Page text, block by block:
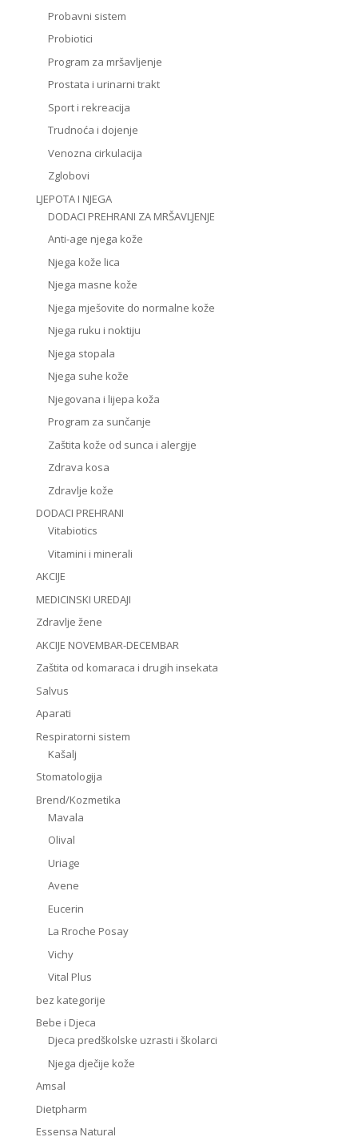
Probavni sistem
Probiotici
Program za mršavljenje
Prostata i urinarni trakt
Sport i rekreacija
Trudnoća i dojenje
Venozna cirkulacija
Zglobovi
LJEPOTA I NJEGA
DODACI PREHRANI ZA MRŠAVLJENJE
Anti-age njega kože
Njega kože lica
Njega masne kože
Njega mješovite do normalne kože
Njega ruku i noktiju
Njega stopala
Njega suhe kože
Njegovana i lijepa koža
Program za sunčanje
Zaštita kože od sunca i alergije
Zdrava kosa
Zdravlje kože
DODACI PREHRANI
Vitabiotics
Vitamini i minerali
AKCIJE
MEDICINSKI UREDAJI
Zdravlje žene
AKCIJE NOVEMBAR-DECEMBAR
Zaštita od komaraca i drugih insekata
Salvus
Aparati
Respiratorni sistem
Kašalj
Stomatologija
Brend/Kozmetika
Mavala
Olival
Uriage
Avene
Eucerin
La Rroche Posay
Vichy
Vital Plus
bez kategorije
Bebe i Djeca
Djeca predškolske uzrasti i školarci
Njega dječije kože
Amsal
Dietpharm
Essensa Natural